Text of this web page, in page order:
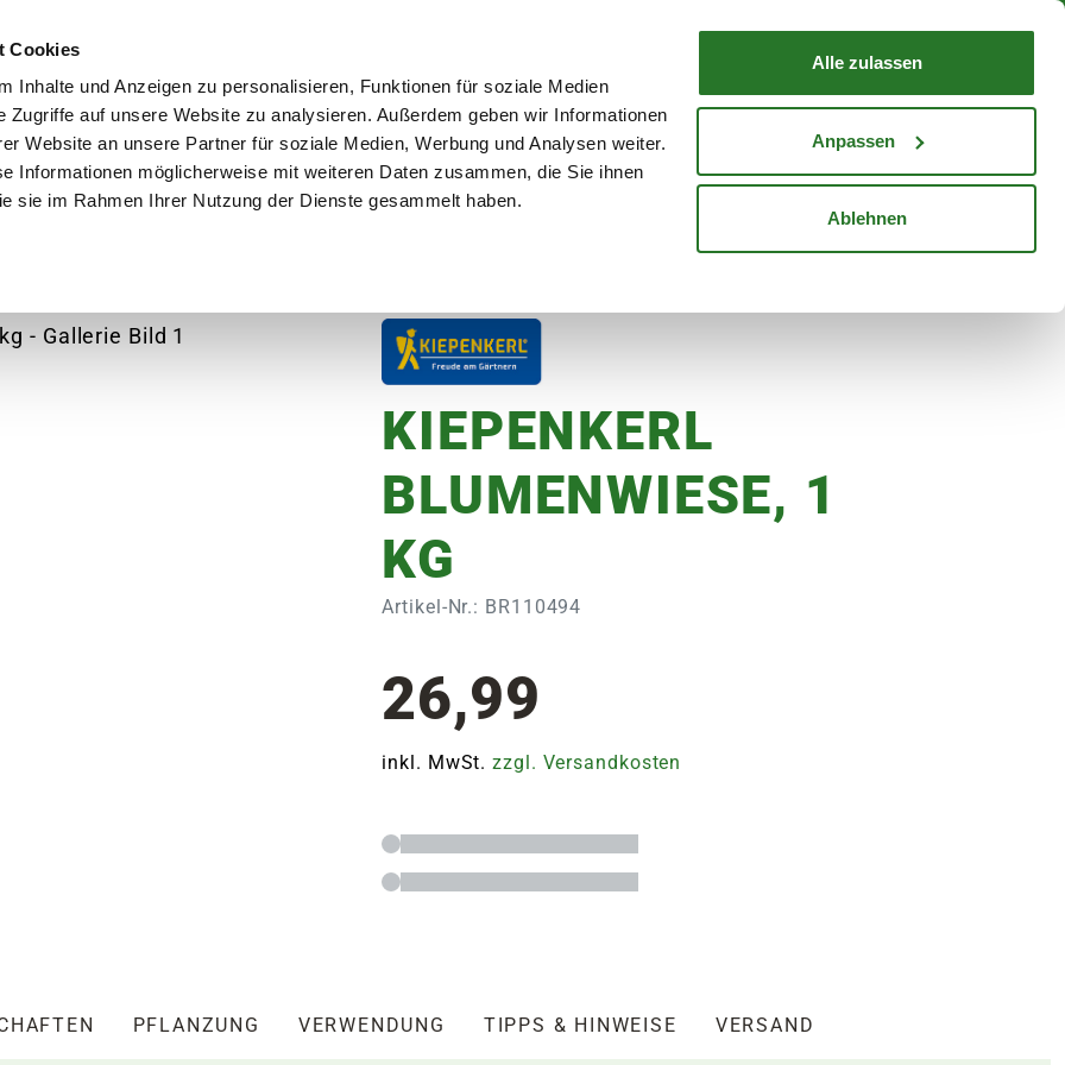
Cookies
Inhalte und Anzeigen zu personalisieren, Funktionen für soziale Medien
Zugriffe auf unsere Website zu analysieren. Außerdem geben wir Informationen
Website an unsere Partner für soziale Medien, Werbung und Analysen weiter.
Informationen möglicherweise mit weiteren Daten zusammen, die Sie ihnen
sie im Rahmen Ihrer Nutzung der Dienste gesammelt haben.
Alle zulassen
Anpassen
Ablehnen
Mein KontoStandorte
WARENKORB
Garten Aktuelles Ratgeber Gutscheine Karriere
KIEPENKERL
BLUMENWIESE, 1
KG
Artikel-Nr.: BR110494
26,99
inkl. MwSt.zzgl. Versandkosten
PFLANZUNG VERWENDUNG TIPPS & HINWEISE VERSAND